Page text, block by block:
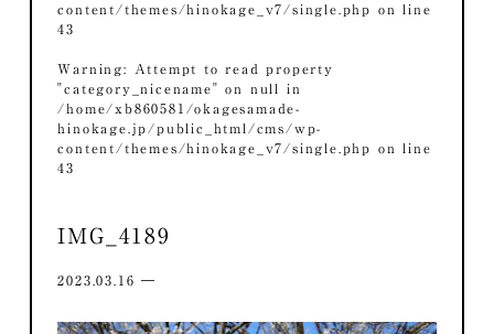
content/themes/hinokage_v7/single.php
on line
43
Warning: Attempt to read property
"category_nicename" on null in
/home/xb860581/okagesamade-
hinokage.jp/public_html/cms/wp-
content/themes/hinokage_v7/single.php
on line
43
IMG_4189
2023.03.16 ―